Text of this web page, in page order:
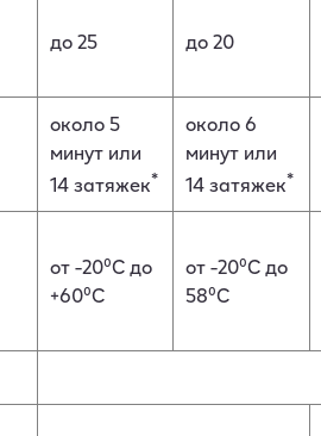
до 25 до 20
около 5
минут или
14 затяжек*
около 6
минут или
14 затяжек*
от -20⁰C до
+60⁰C
от -20⁰C до
58⁰C